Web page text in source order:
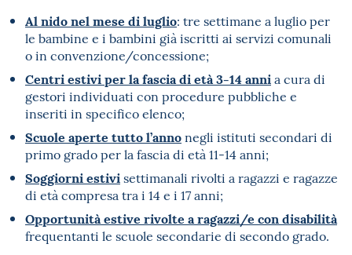
Al nido nel mese di luglio: tre settimane a luglio per
le bambine e i bambini già iscritti ai servizi comunali
o in convenzione/concessione;
Centri estivi per la fascia di età 3-14 annia cura di
gestori individuati con procedure pubbliche e
inseriti in specifico elenco;
Scuole aperte tutto l’annonegli istituti secondari di
primo grado per la fascia di età 11-14 anni;
Soggiorni estivisettimanali rivolti a ragazzi e ragazze
di età compresa tra i 14 e i 17 anni;
Opportunità estive rivolte a ragazzi/e con disabilità
frequentanti le scuole secondarie di secondo grado.